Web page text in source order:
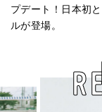
プデート！日本初
ルが登場。